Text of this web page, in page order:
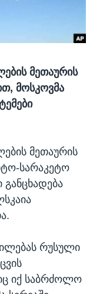
მეთაურის
მოსკოვმა
მეთაურის
სარაკეტო
განცხადება
რუსული
იქ საბრძოლო